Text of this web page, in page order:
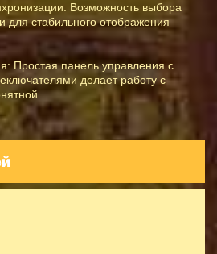
Возможность выбора
для стабильного отображения
Простая панель управления с
делает работу с